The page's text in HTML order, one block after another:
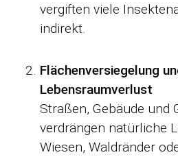
vergiften viele
indirekt.
Flächenversiegelung
Lebensraumverlust
Straßen, Gebäude und
verdrängen natürliche
Wiesen, Waldränder